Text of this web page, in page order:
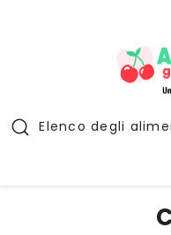
Elenco degli